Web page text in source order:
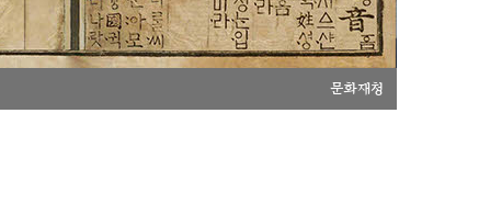
문화재청